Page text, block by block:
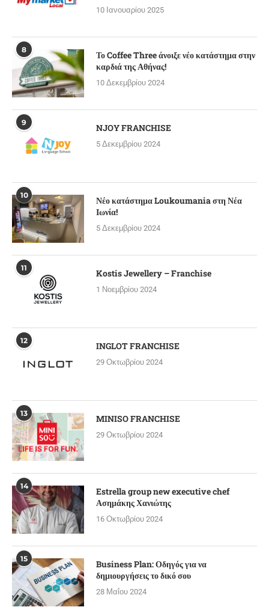
10 Ιανουαρίου 2025
8
Το Coffee Three άνοιξε νέο κατάστημα στην
καρδιά της Αθήνας!
10 Δεκεμβρίου 2024
9 NJOY FRANCHISE
5 Δεκεμβρίου 2024
10
Νέο κατάστημα Loukoumania στη Νέα
Ιωνία!
5 Δεκεμβρίου 2024
11 Kostis Jewellery – Franchise
1 Νοεμβρίου 2024
12 INGLOT FRANCHISE
29 Οκτωβρίου 2024
13 MINISO FRANCHISE
29 Οκτωβρίου 2024
14
Estrella group new executive chef
Ασημάκης Χανιώτης
16 Οκτωβρίου 2024
15
Business Plan: Οδηγός για να
δημιουργήσεις το δικό σου
28 Μαΐου 2024